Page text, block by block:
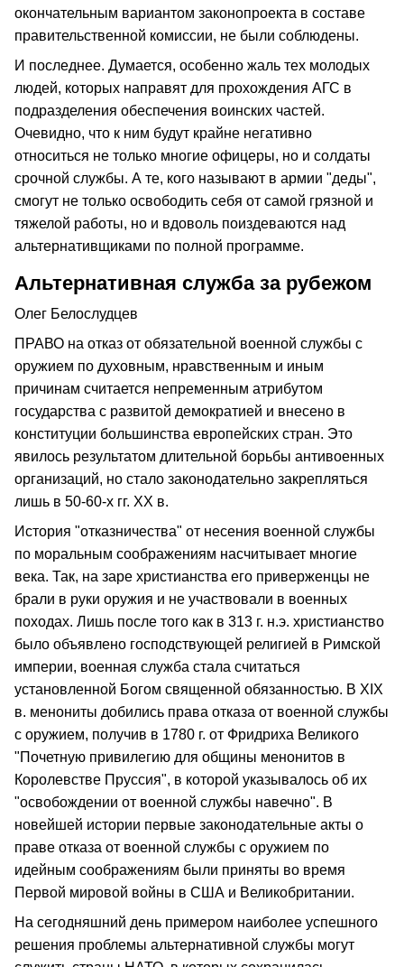
окончательным вариантом законопроекта в составе
правительственной комиссии, не были соблюдены.
И последнее. Думается, особенно жаль тех молодых
людей, которых направят для прохождения АГС в
подразделения обеспечения воинских частей.
Очевидно, что к ним будут крайне негативно
относиться не только многие офицеры, но и солдаты
срочной службы. А те, кого называют в армии "деды",
смогут не только освободить себя от самой грязной и
тяжелой работы, но и вдоволь поиздеваются над
альтернативщиками по полной программе.
Альтернативная служба за рубежом
Олег Белослудцев
ПРАВО на отказ от обязательной военной службы с
оружием по духовным, нравственным и иным
причинам считается непременным атрибутом
государства с развитой демократией и внесено в
конституции большинства европейских стран. Это
явилось результатом длительной борьбы антивоенных
организаций, но стало законодательно закрепляться
лишь в 50-60-х гг. XX в.
История "отказничества" от несения военной службы
по моральным соображениям насчитывает многие
века. Так, на заре христианства его приверженцы не
брали в руки оружия и не участвовали в военных
походах. Лишь после того как в 313 г. н.э. христианство
было объявлено господствующей религией в Римской
империи, военная служба стала считаться
установленной Богом священной обязанностью. В XIX
в. менониты добились права отказа от военной службы
с оружием, получив в 1780 г. от Фридриха Великого
"Почетную привилегию для общины менонитов в
Королевстве Пруссия", в которой указывалось об их
"освобождении от военной службы навечно". В
новейшей истории первые законодательные акты о
праве отказа от военной службы с оружием по
идейным соображениям были приняты во время
Первой мировой войны в США и Великобритании.
На сегодняшний день примером наиболее успешного
решения проблемы альтернативной службы могут